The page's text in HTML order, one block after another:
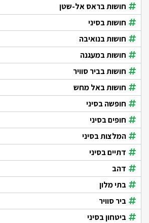
חושות בראס אל-שטן
חושות בסיני
חושות בנואיבה
חושות במעגנה
חושות בביר סוויר
חושות באל מחש
חופשה בסיני
חופים בסיני
המלצות בסיני
דתיים בסיני
דהב
בתי מלון
ביר סוויר
ביטחון בסיני